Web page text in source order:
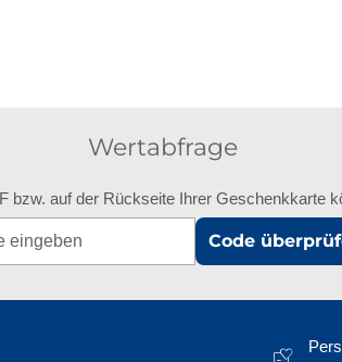
Wertabfrage
bzw. auf der Rückseite Ihrer Geschenkkarte
Code